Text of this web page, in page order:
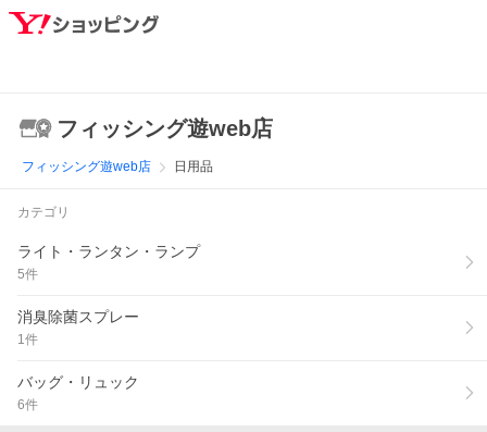
フィッシング遊web店
フィッシング遊web店 日用品
カテゴリ
ライト・ランタン・ランプ
5件
消臭除菌スプレー
1件
バッグ・リュック
6件